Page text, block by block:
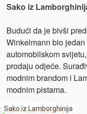
Sako iz
Budući da je bivši
Winkelmann bio
automobilskom
prodaju odjeće.
modnim brandom i
modnim pistama.
Sako iz Lamborghinija